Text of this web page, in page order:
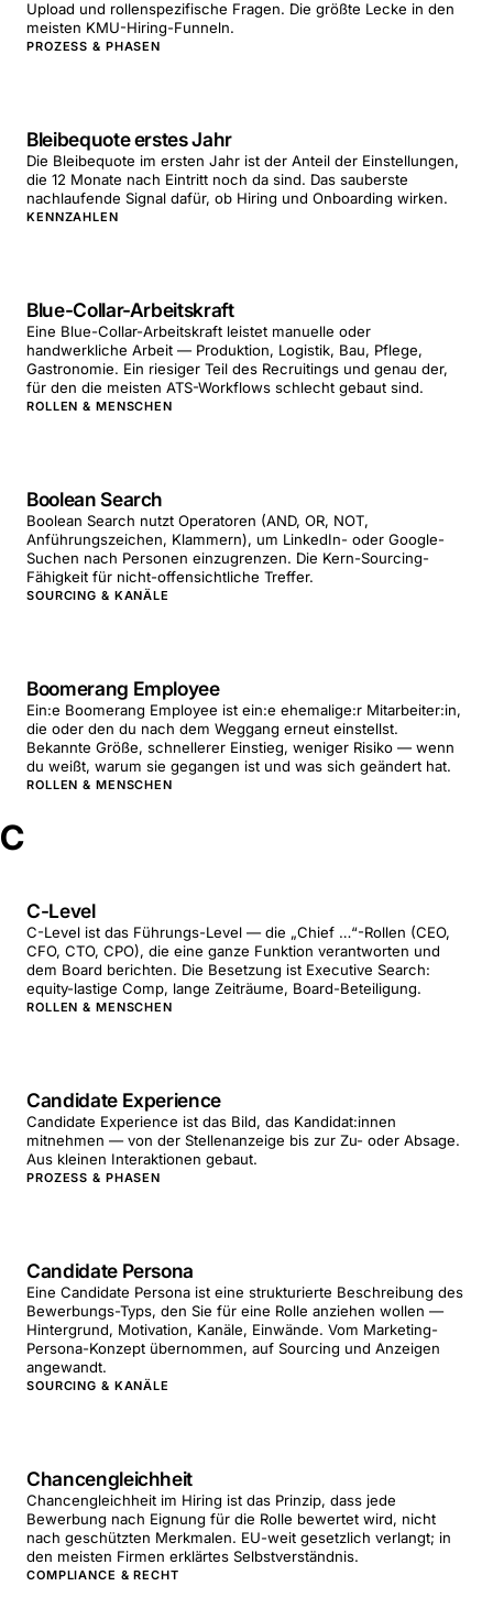
Upload und rollenspezifische Fragen. Die größte Lecke in den
meisten KMU-Hiring-Funneln.
PROZESS & PHASEN
Bleibequote erstes Jahr
Die Bleibequote im ersten Jahr ist der Anteil der Einstellungen,
die 12 Monate nach Eintritt noch da sind. Das sauberste
nachlaufende Signal dafür, ob Hiring und Onboarding wirken.
KENNZAHLEN
Blue-Collar-Arbeitskraft
Eine Blue-Collar-Arbeitskraft leistet manuelle oder
handwerkliche Arbeit — Produktion, Logistik, Bau, Pflege,
Gastronomie. Ein riesiger Teil des Recruitings und genau der,
für den die meisten ATS-Workflows schlecht gebaut sind.
ROLLEN & MENSCHEN
Boolean Search
Boolean Search nutzt Operatoren (AND, OR, NOT,
Anführungszeichen, Klammern), um LinkedIn- oder Google-
Suchen nach Personen einzugrenzen. Die Kern-Sourcing-
Fähigkeit für nicht-offensichtliche Treffer.
SOURCING & KANÄLE
Boomerang Employee
Ein:e Boomerang Employee ist ein:e ehemalige:r Mitarbeiter:in,
die oder den du nach dem Weggang erneut einstellst.
Bekannte Größe, schnellerer Einstieg, weniger Risiko — wenn
du weißt, warum sie gegangen ist und was sich geändert hat.
ROLLEN & MENSCHEN
C
C-Level
C-Level ist das Führungs-Level — die „Chief …“-Rollen (CEO,
CFO, CTO, CPO), die eine ganze Funktion verantworten und
dem Board berichten. Die Besetzung ist Executive Search:
equity-lastige Comp, lange Zeiträume, Board-Beteiligung.
ROLLEN & MENSCHEN
Candidate Experience
Candidate Experience ist das Bild, das Kandidat:innen
mitnehmen — von der Stellenanzeige bis zur Zu- oder Absage.
Aus kleinen Interaktionen gebaut.
PROZESS & PHASEN
Candidate Persona
Eine Candidate Persona ist eine strukturierte Beschreibung des
Bewerbungs-Typs, den Sie für eine Rolle anziehen wollen —
Hintergrund, Motivation, Kanäle, Einwände. Vom Marketing-
Persona-Konzept übernommen, auf Sourcing und Anzeigen
angewandt.
SOURCING & KANÄLE
Chancengleichheit
Chancengleichheit im Hiring ist das Prinzip, dass jede
Bewerbung nach Eignung für die Rolle bewertet wird, nicht
nach geschützten Merkmalen. EU-weit gesetzlich verlangt; in
den meisten Firmen erklärtes Selbstverständnis.
COMPLIANCE & RECHT